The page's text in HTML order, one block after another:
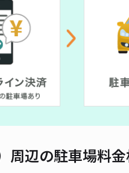
時
貸
周辺の駐車場料